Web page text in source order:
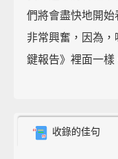
們將會盡快地開
非常興奮，因為
鍵報告》裡面一樣
收錄的佳句